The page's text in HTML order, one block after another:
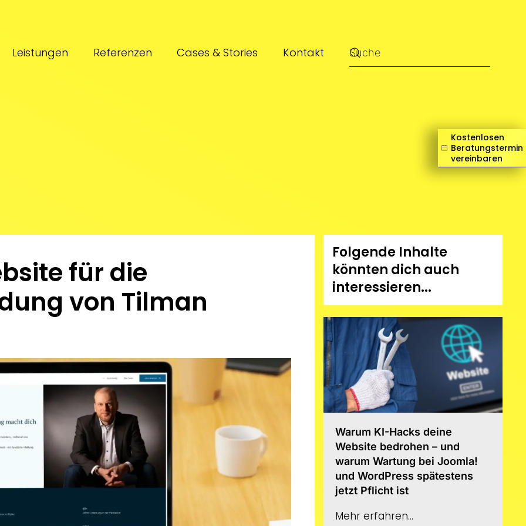
Leistungen Referenzen Cases & Stories Kontakt
für die
von Tilman
Folgende Inhalte
könnten dich auch
interessieren...
Warum KI-Hacks deine
Website bedrohen – und
warum Wartung bei Joomla!
und WordPress spätestens
jetzt Pflicht ist
Mehr erfahren...
Kostenlosen
Beratungstermin
vereinbaren